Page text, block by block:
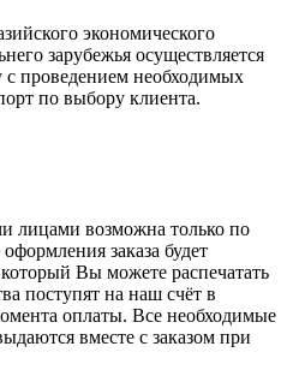
экономического
зарубежья осуществляется
проведением необходимых
по выбору клиента.
лицами возможна только по
заказа будет
Вы можете распечатать
поступят на наш счёт в
оплаты. Все необходимые
вместе с заказом при